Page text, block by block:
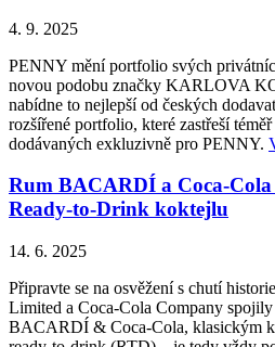
4. 9. 2025
PENNY mění portfolio svých
novou podobu značky KARLOVA
nabídne to nejlepší od českých
rozšířené portfolio, které zastřeší
dodávaných exkluzivně pro PENNY.
Rum BACARDÍ a Coca-Cola
Ready-to-Drink koktejlu
14. 6. 2025
Připravte se na osvěžení s chutí
Limited a Coca-Cola Company
BACARDÍ & Coca-Cola, klasickým